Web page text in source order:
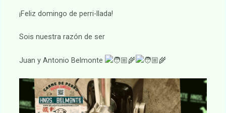
¡Feliz domingo de perri-llada!
Sois nuestra razón de ser
Juan y Antonio Belmonte